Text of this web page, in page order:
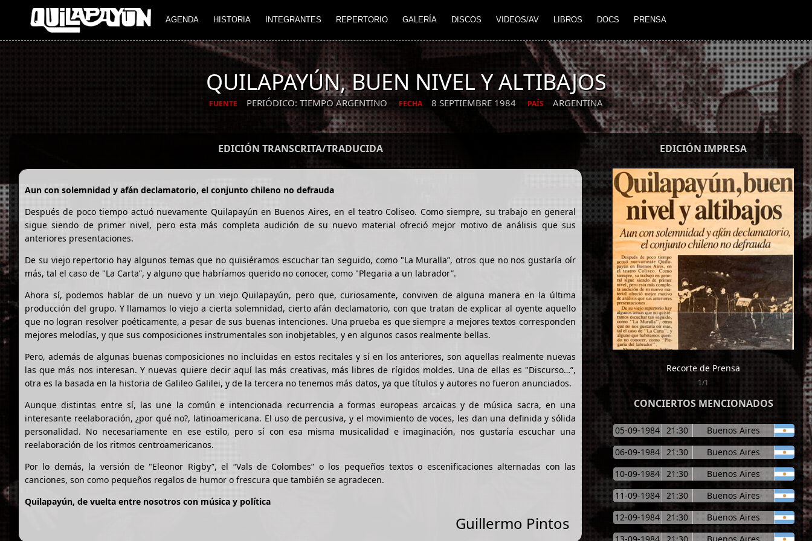
AGENDA HISTORIA INTEGRANTES REPERTORIO GALERÍA DISCOS VIDEOS/AV LIBROS DOCS PRENSA
QUILAPAYÚN, BUEN NIVEL Y ALTIBAJOS
FUENTE PERIÓDICO: TIEMPO ARGENTINO FECHA 8 SEPTIEMBRE 1984 PAÍS ARGENTINA
EDICIÓN TRANSCRITA/TRADUCIDA
Aun con solemnidad y afán declamatorio, el conjunto chileno no defrauda
Después de poco tiempo actuó nuevamente Quilapayún en Buenos Aires, en el teatro Coliseo. Como siempre, su trabajo en general
sigue siendo de primer nivel, pero esta más completa audición de su nuevo material ofreció mejor motivo de análisis que sus
anteriores presentaciones.
De su viejo repertorio hay algunos temas que no quisiéramos escuchar tan seguido, como "La Muralla”, otros que no nos gustaría oír
más, tal el caso de "La Carta”, y alguno que habríamos querido no conocer, como "Plegaria a un labrador”.
Ahora sí, podemos hablar de un nuevo y un viejo Quilapayún, pero que, curiosamente, conviven de alguna manera en la última
producción del grupo. Y llamamos lo viejo a cierta solemnidad, cierto afán declamatorio, con que tratan de explicar al oyente aquello
que no logran resolver poéticamente, a pesar de sus buenas intenciones. Una prueba es que siempre a mejores textos corresponden
mejores melodías, y que sus composiciones instrumentales son inobjetables, y en algunos casos realmente bellas.
Pero, además de algunas buenas composiciones no incluidas en estos recitales y sí en los anteriores, son aquellas realmente nuevas
las que más nos interesan. Y nuevas quiere decir aquí las más creativas, más libres de rígidos moldes. Una de ellas es "Discurso…”,
otra es la basada en la historia de Galileo Galilei, y de la tercera no tenemos más datos, ya que títulos y autores no fueron anunciados.
Aunque distintas entre sí, las une la común e intencionada recurrencia a formas europeas arcaicas y de música sacra, en una
interesante reelaboración, ¿por qué no?, latinoamericana. El uso de percusiva, y el movimiento de voces, les dan una definida y sólida
personalidad. No necesariamente en ese estilo, pero sí con esa misma musicalidad e imaginación, nos gustaría escuchar una
reelaboración de los ritmos centroamericanos.
Por lo demás, la versión de "Eleonor Rigby”, el “Vals de Colombes” o los pequeños textos o escenificaciones alternadas con las
canciones, son como pequeños regalos de humor o frescura que también se agradecen.
Quilapayún, de vuelta entre nosotros con música y política
Guillermo Pintos
EDICIÓN IMPRESA
Recorte de Prensa
1/1
CONCIERTOS MENCIONADOS
05-09-1984 21:30
Buenos Aires
06-09-1984 21:30
Buenos Aires
10-09-1984 21:30
Buenos Aires
11-09-1984 21:30
Buenos Aires
12-09-1984 21:30
Buenos Aires